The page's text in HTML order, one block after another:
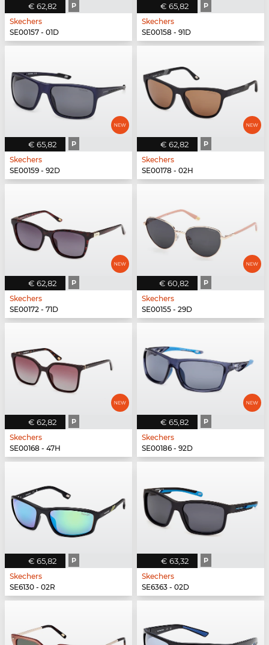
€ 62,82 P
Skechers
SE00157 - 01D
€ 65,82 P
Skechers
SE00158 - 91D
€ 65,82 P
Skechers
SE00159 - 92D
€ 62,82 P
Skechers
SE00178 - 02H
€ 62,82 P
Skechers
SE00172 - 71D
€ 60,82 P
Skechers
SE00155 - 29D
€ 62,82 P
Skechers
SE00168 - 47H
€ 65,82 P
Skechers
SE00186 - 92D
€ 65,82 P
Skechers
SE6130 - 02R
€ 63,32 P
Skechers
SE6363 - 02D